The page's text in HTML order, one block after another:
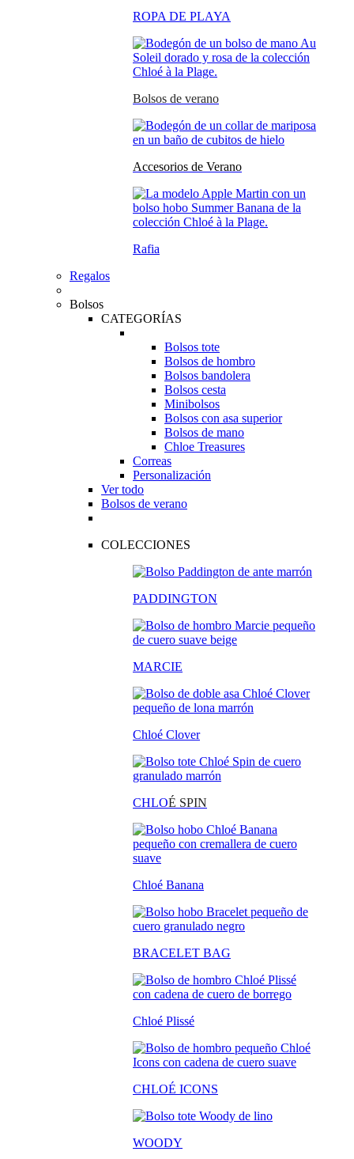
ROPA DE PLAYA
Bolsos de verano
Accesorios de Verano
Rafia
Regalos
Bolsos
CATEGORÍAS
Bolsos tote
Bolsos de hombro
Bolsos bandolera
Bolsos cesta
Minibolsos
Bolsos con asa superior
Bolsos de mano
Chloe Treasures
Correas
Personalización
Ver todo
Bolsos de verano
COLECCIONES
PADDINGTON
MARCIE
Chloé Clover
CHLOÉ SPIN
Chloé Banana
BRACELET BAG
Chloé Plissé
CHLOÉ ICONS
WOODY